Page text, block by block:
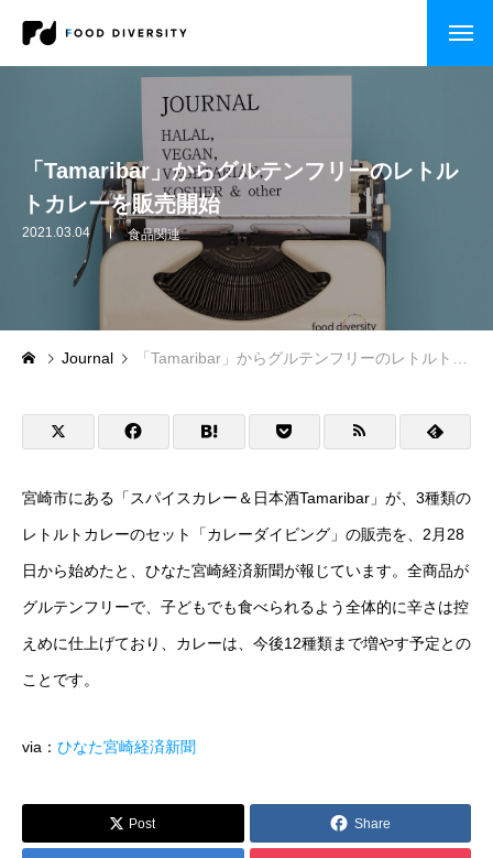
自治体・行政の方へ
セミナー・研修
企業事例
自治体事例
運営メディア
Halal Gourmet Japan
キャリアダイバーシティ
日本素食餐廳攻略
「Tamaribar」からグルテンフリーのレトル
トカレーを販売開始
2021.03.04 食品関連
Journal 「Tamaribar」からグルテンフリーのレトルトカレーを販売開始
宮崎市にある「スパイスカレー＆日本酒Tamaribar」が、3種類の
レトルトカレーのセット「カレーダイビング」の販売を、2月28
日から始めたと、ひなた宮崎経済新聞が報じています。全商品が
グルテンフリーで、子どもでも食べられるよう全体的に辛さは控
えめに仕上げており、カレーは、今後12種類まで増やす予定との
ことです。
via： ひなた宮崎経済新聞
Post Share